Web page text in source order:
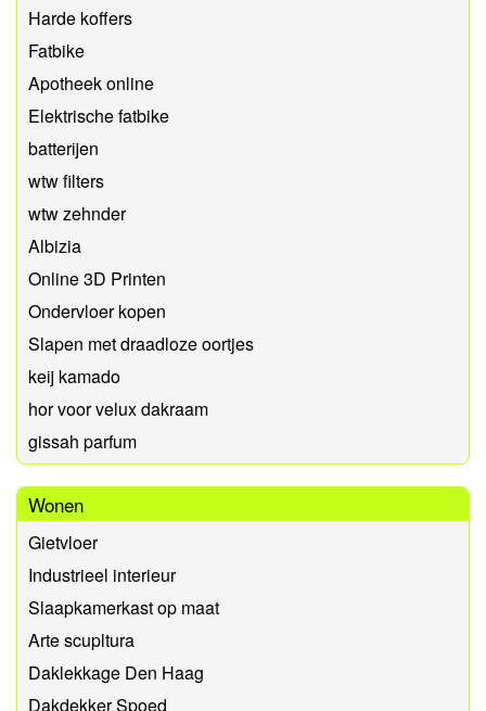
Harde koffers
Fatbike
Apotheek online
Elektrische fatbike
batterijen
wtw filters
wtw zehnder
Albizia
Online 3D Printen
Ondervloer kopen
Slapen met draadloze oortjes
keij kamado
hor voor velux dakraam
gissah parfum
Wonen
Gietvloer
Industrieel interieur
Slaapkamerkast op maat
Arte scupltura
Daklekkage Den Haag
Dakdekker Spoed